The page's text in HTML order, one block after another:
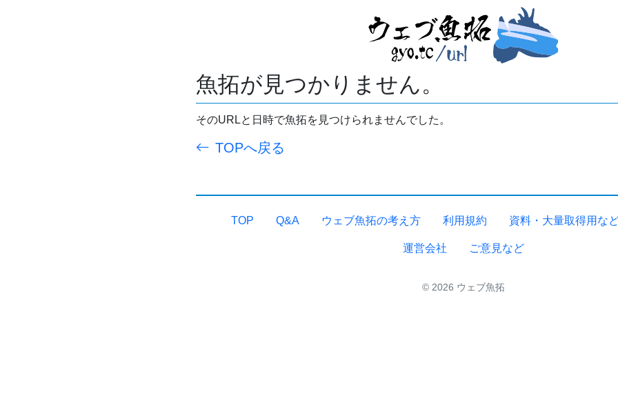
魚拓が見つかりません。
そのURLと日時で魚拓を見つけられませんでした。
TOPへ戻る
TOP Q&A ウェブ魚拓の考え方 利用規約 資料・大量取得用な
運営会社 ご意見など
© 2026 ウェブ魚拓